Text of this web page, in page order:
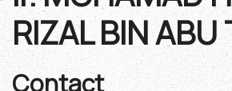
RIZAL BIN ABU
Contact